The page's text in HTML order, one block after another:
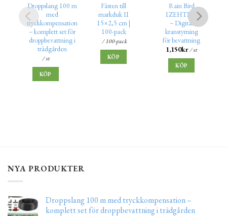
Droppslang 100 m
med
tryckkompensation
– komplett set för
droppbevattning i
trädgården
/ st
KÖP
Fästen till
markduk II
15×2,5 cm |
100-pack
/ 100-pack
KÖP
Rain Bird
1ZEHTMR
– Digital
kranstyrning
för bevattning
1,150kr/ st
KÖP
NYA PRODUKTER
Droppslang 100 m med tryckkompensation –
komplett set för droppbevattning i trädgården